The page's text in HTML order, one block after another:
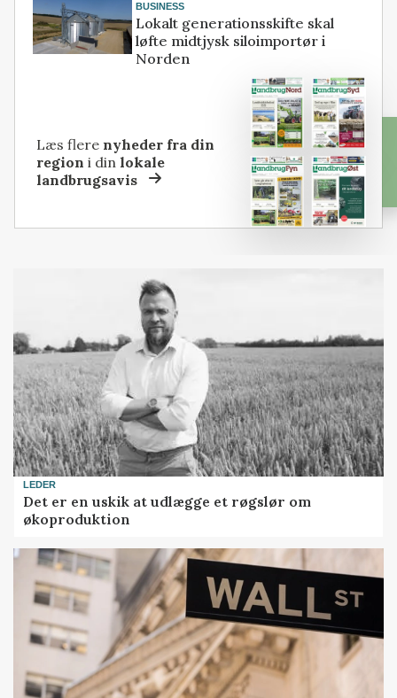
BUSINESS
Lokalt generationsskifte skal
løfte midtjysk siloimportør i
Norden
Læs flere nyheder fra din
region i dinlokale
landbrugsavis
LEDER
Det er en uskik at udlægge et røgslør om
økoproduktion